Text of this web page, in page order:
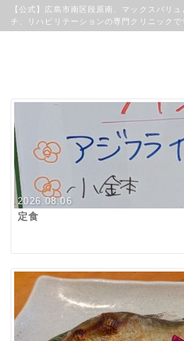
【公式】広島市南区段原南、マックスバリ
チ、リハビリテーションの専門クリニックで
2026.08.06
定食